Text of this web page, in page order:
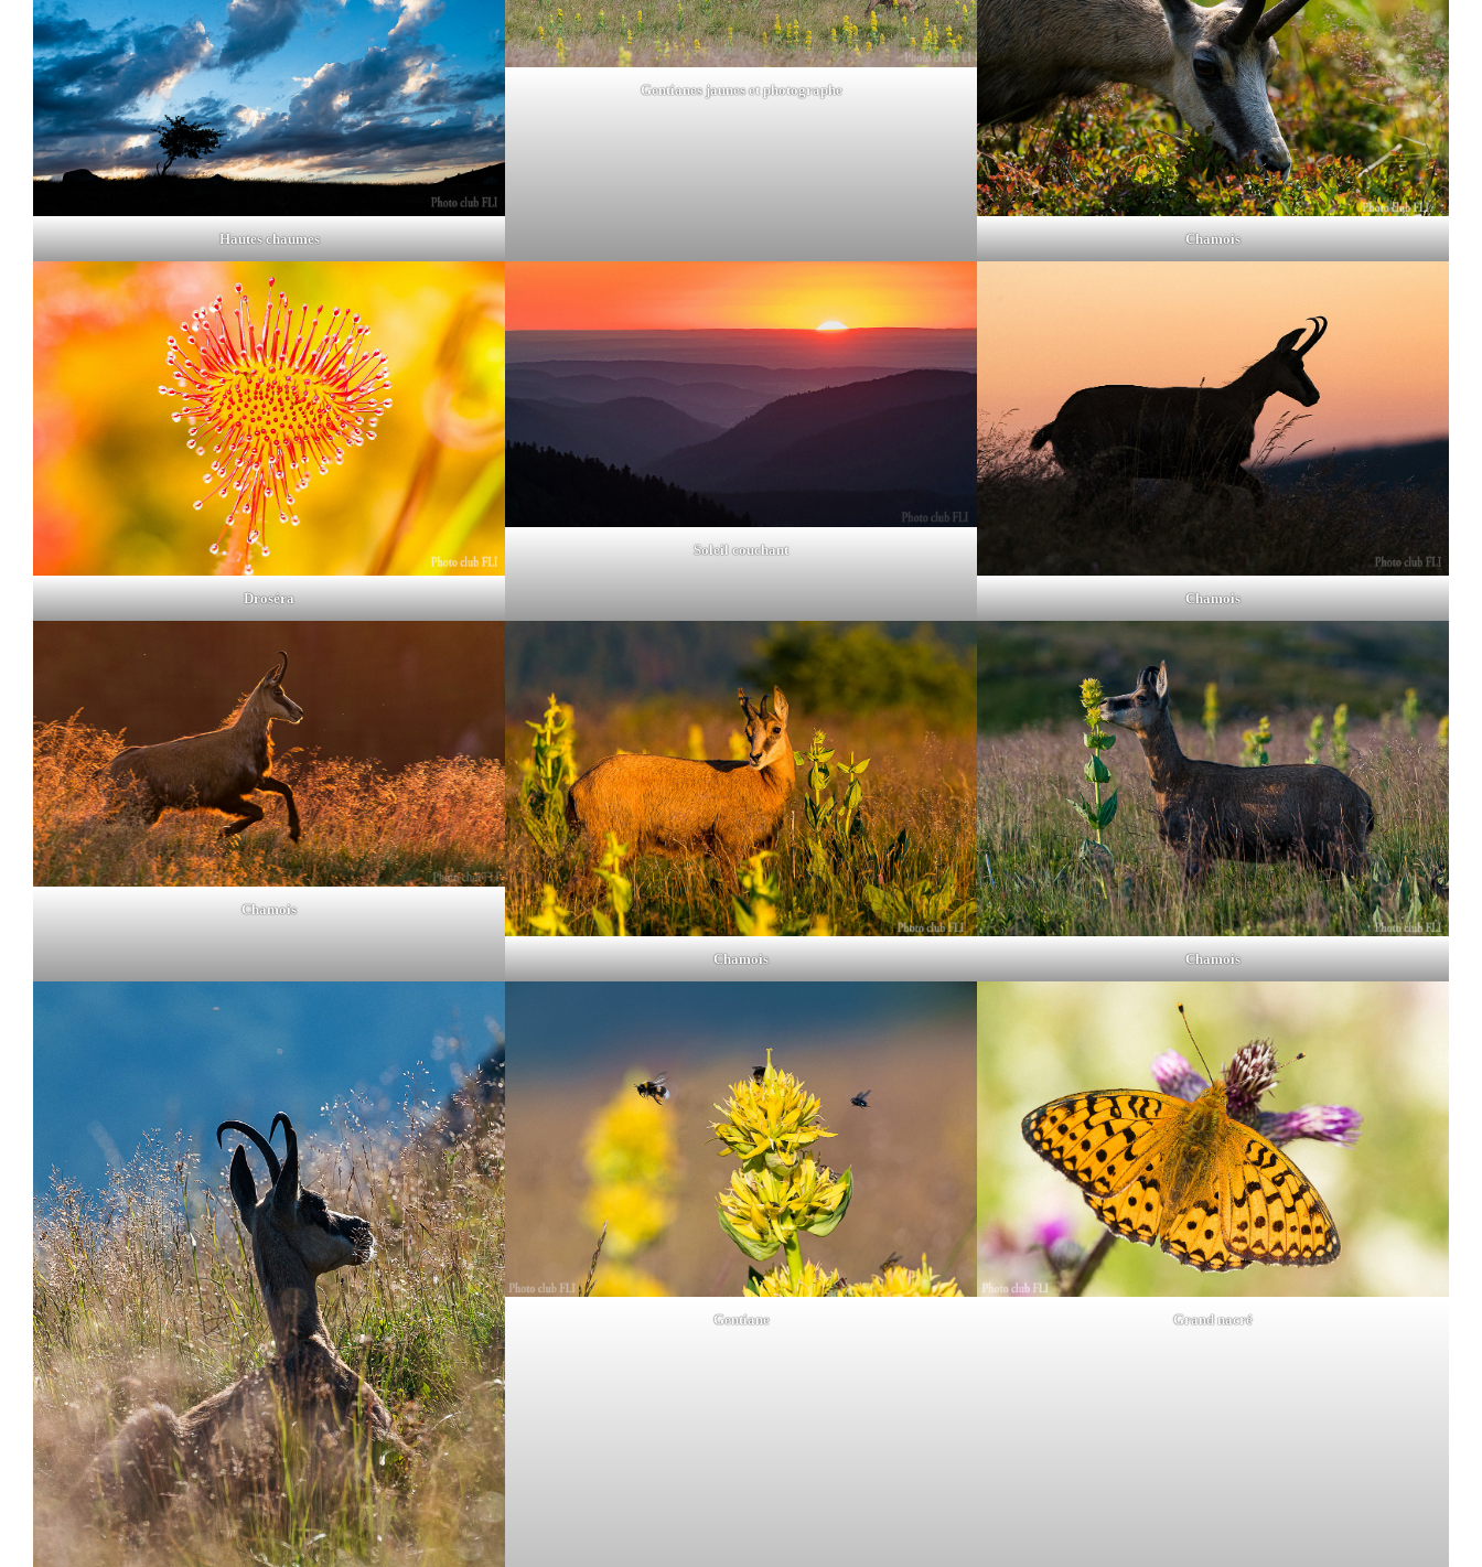
Hautes chaumes
Gentianes jaunes et photographe
Chamois
Droséra
Soleil couchant
Chamois
Chamois
Chamois Chamois
Gentiane Grand nacré